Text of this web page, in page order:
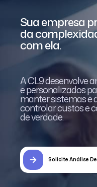
Sua empresa
da
com ela.
A CL9 desenvolve
e personalizados
manter sistemas e
controlar custos e
de verdade.
Solicite Análise